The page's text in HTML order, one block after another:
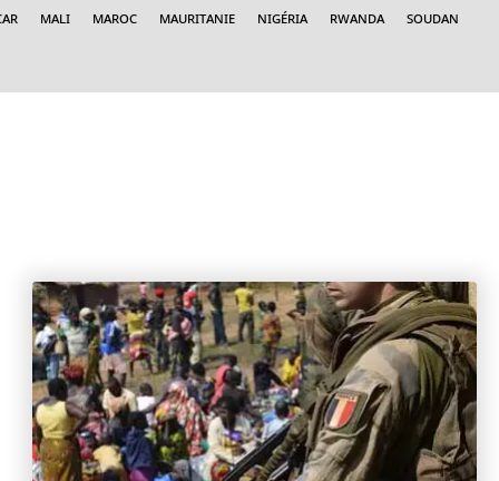
Mali Maroc Mauritanie Nigéria Rwanda Soudan